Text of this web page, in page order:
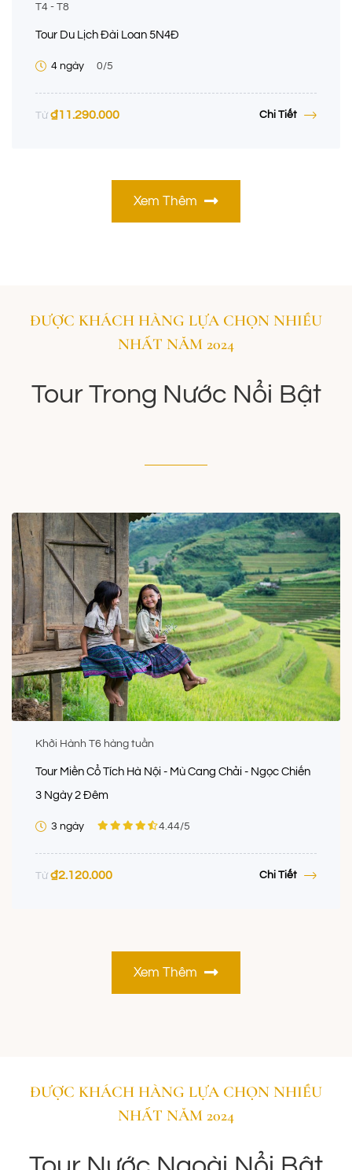
T4 - T8
Tour Du Lịch Đài Loan 5N4Đ
4 ngày 0/5
Từ ₫11.290.000 Chi Tiết
Xem Thêm
ĐƯỢC KHÁCH HÀNG LỰA CHỌN NHIỀU
NHẤT NĂM 2024
Tour Trong Nước Nổi Bật
Khởi Hành T6 hàng tuần
Tour Miền Cổ Tích Hà Nội - Mù Cang Chải - Ngọc Chiến
3 Ngày 2 Đêm
3 ngày 4.44/5
Từ ₫2.120.000 Chi Tiết
Xem Thêm
ĐƯỢC KHÁCH HÀNG LỰA CHỌN NHIỀU
NHẤT NĂM 2024